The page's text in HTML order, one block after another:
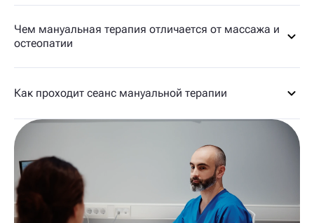
Чем мануальная терапия отличается от массажа и
остеопатии
Как проходит сеанс мануальной терапии